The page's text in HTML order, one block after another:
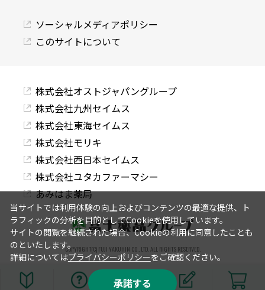
ソーシャルメディアポリシー
このサイトについて
株式会社オストジャパングループ
株式会社九州セイムス
株式会社東海セイムス
株式会社モリキ
株式会社西日本セイムス
株式会社ユタカファーマシー
あみはま薬局
COPYRIGHT(C) FUJI YAKUHIN CO., LTD. ALL RIGHTS RESERVED.
当サイトでは利用体験の向上およびコンテンツの最適な提供、ト
ラフィックの分析を目的としてCookieを使用しています。
サイトの閲覧を継続された場合、Cookieの利用に同意したことも
のといたします。
詳細についてはプライバシーポリシーをご確認ください。
承諾する